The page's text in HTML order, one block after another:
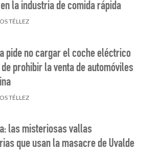
la industria de comida rápida
TÉLLEZ
pide no cargar el coche eléctrico
prohibir la venta de automóviles
TÉLLEZ
las misteriosas vallas
que usan la masacre de Uvalde